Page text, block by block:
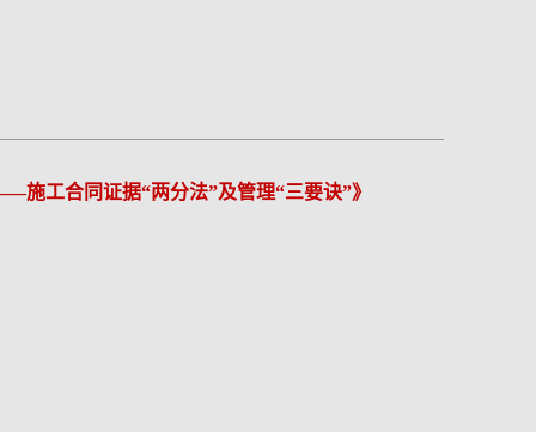
施工合同证据“两分法”及管理“三要诀”》